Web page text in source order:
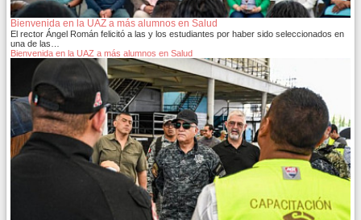
Bienvenida en la UAZ a más alumnos en Salud
El rector Ángel Román felicitó a las y los estudiantes por haber sido seleccionados en
una de las…
Bienvenida en la UAZ a más alumnos en Salud